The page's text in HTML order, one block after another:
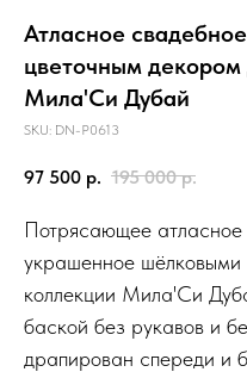
Атласное
цветочным
Мила'Си Дубай
SKU: DN-P0613
97 500 р. 195 000 р.
Потрясающее атласное
украшенное шёлковыми
коллекции Мила'Си
баской без рукавов и
драпирован спереди и